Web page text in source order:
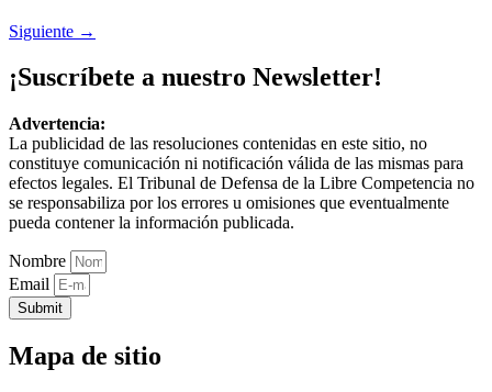
Siguiente →
¡Suscríbete a nuestro Newsletter!
Advertencia:
La publicidad de las resoluciones contenidas en este sitio, no
constituye comunicación ni notificación válida de las mismas para
efectos legales. El Tribunal de Defensa de la Libre Competencia no
se responsabiliza por los errores u omisiones que eventualmente
pueda contener la información publicada.
Nombre
Email
Submit
Mapa de sitio